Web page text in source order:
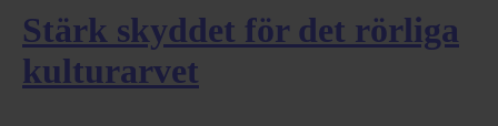
Stärk skyddet för det rörliga
kulturarvet